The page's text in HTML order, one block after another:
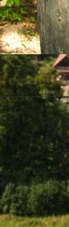
Tourismus GmbH
rund 150
Ausblick